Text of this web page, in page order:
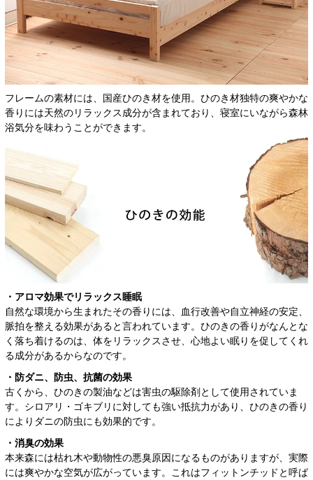
フレームの素材には、国産ひのき材を使用。ひのき材独特の爽やかな
香りには天然のリラックス成分が含まれており、寝室にいながら森林
浴気分を味わうことができます。
・アロマ効果でリラックス睡眠
自然な環境から生まれたその香りには、血行改善や自立神経の安定、
脈拍を整える効果があると言われています。ひのきの香りがなんとな
く落ち着けるのは、体をリラックスさせ、心地よい眠りを促してくれ
る成分があるからなのです。
・防ダニ、防虫、抗菌の効果
古くから、ひのきの製油などは害虫の駆除剤として使用されていま
す。シロアリ・ゴキブリに対しても強い抵抗力があり、ひのきの香り
によりダニの防虫にも効果的です。
・消臭の効果
本来森には枯れ木や動物性の悪臭原因になるものがありますが、実際
には爽やかな空気が広がっています。これはフィットンチッドと呼ば